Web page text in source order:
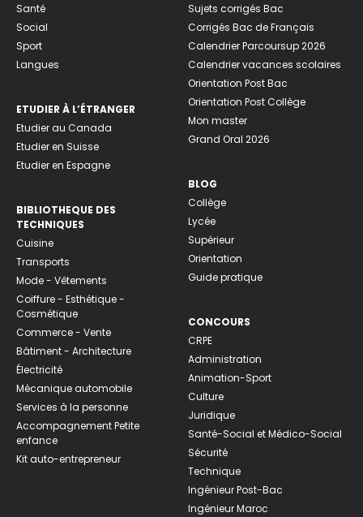
Santé
Social
Sport
Langues
ETUDIER À L’ÉTRANGER
Etudier au Canada
Etudier en Suisse
Etudier en Espagne
BIBLIOTHEQUE DES
TECHNIQUES
Cuisine
Transports
Mode - Vêtements
Coiffure - Esthétique -
Cosmétique
Commerce - Vente
Bâtiment - Architecture
Électricité
Mécanique automobile
Services à la personne
Accompagnement Petite
enfance
Kit auto-entrepreneur
Sujets corrigés Bac
Corrigés Bac de Français
Calendrier Parcoursup 2026
Calendrier vacances scolaires
Orientation Post Bac
Orientation Post Collège
Mon master
Grand Oral 2026
BLOG
Collège
Lycée
Supérieur
Orientation
Guide pratique
CONCOURS
CRPE
Administration
Animation-Sport
Culture
Juridique
Santé-Social et Médico-Social
Sécurité
Technique
Ingénieur Post-Bac
Ingénieur Maroc